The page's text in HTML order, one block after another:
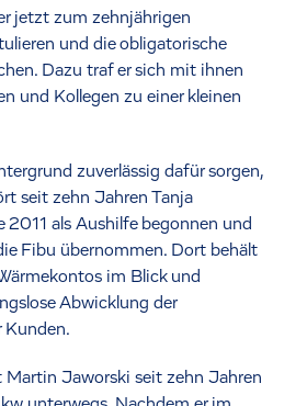
jetzt zum zehnjährigen
und die obligatorische
Dazu traf er sich mit ihnen
und Kollegen zu einer kleinen
zuverlässig dafür sorgen,
seit zehn Jahren Tanja
2011 als Aushilfe begonnen und
Fibu übernommen. Dort behält
im Blick und
Abwicklung der
Kunden.
Martin Jaworski seit zehn Jahren